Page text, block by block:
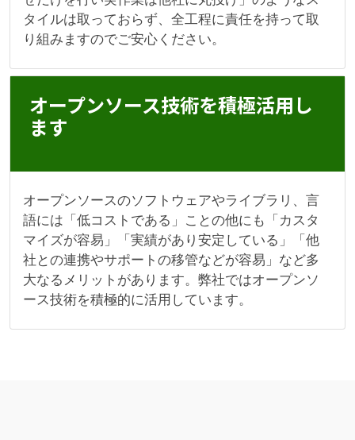
タイルは取っておらず、全工程に責任を持って取
り組みますのでご安心ください。
オープンソース技術を積極活用し
ます
オープンソースのソフトウェアやライブラリ、言
語には「低コストである」ことの他にも「カスタ
マイズが容易」「実績があり安定している」「他
社との連携やサポートの移管などが容易」など多
大なるメリットがあります。弊社ではオープンソ
ース技術を積極的に活用しています。